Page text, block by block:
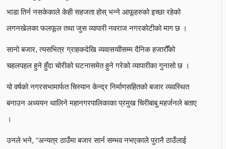
भाडा तिर्न नसकेकाले केही सहजता होस् भन्ने आफूहरुको इच्छा रहेको
लगनखेलका फलफूल तथा जुस व्यापारी नवराज नगरकोटीको माग छ ।
सानो बजार, त्यसभित्र ग्राहकदेखि व्यवासयाीसम्म दैनिक हजारौँको
चहलपहल हुने हुँदा चोरीको घटनासमेत हुने गरेको व्यापारीका गुनासो छ ।
यो वर्षको नगरसभामार्फत चिस्यान केन्द्र निर्माणसहितको बजार व्यवस्थित
बनाउन अध्ययन थालिने महानगरपालिकाका प्रमुख चिरीबाबु महर्जनले बताए
।
उनले भने, “अन्यत्र ठाउँमा बजार सार्न सम्भव नभएकाले पुरानै ठाउँलाई